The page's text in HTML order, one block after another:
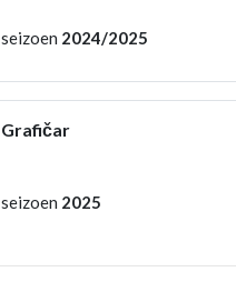
seizoen 2024/2025
Grafičar
seizoen 2025